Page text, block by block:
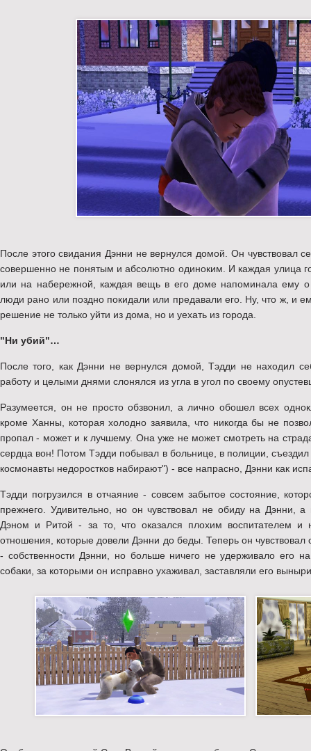
После этого свидания Дэнни не вернулся домой. Он
совершенно не понятым и абсолютно одиноким. И каждая улица
или на набережной, каждая вещь в его доме напоминала ему
люди рано или поздно покидали или предавали его. Ну, что ж, и
решение не только уйти из дома, но и уехать из города.
"Ни убий"…
После того, как Дэнни не вернулся домой, Тэдди не находил
работу и целыми днями слонялся из угла в угол по своему
Разумеется, он не просто обзвонил, а лично обошел всех
кроме Ханны, которая холодно заявила, что никогда бы не
пропал - может и к лучшему. Она уже не может смотреть на
сердца вон! Потом Тэдди побывал в больнице, в полиции,
космонавты недоростков набирают") - все напрасно, Дэнни как
Тэдди погрузился в отчаяние - совсем забытое состояние,
прежнего. Удивительно, но он чувствовал не обиду на Дэнни,
Дэном и Ритой - за то, что оказался плохим воспитателем и
отношения, которые довели Дэнни до беды. Теперь он чувствовал
- собственности Дэнни, но больше ничего не удерживало его
собаки, за которыми он исправно ухаживал, заставляли его